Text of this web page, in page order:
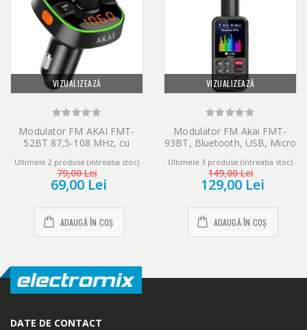
VIZUALIZEAZĂ
Modulator FM AKAI FMT-
52BT 87,5-108 MHz, cu
cu Bluetooth, cititor USB
multiple formate (WMA,
MP3, WAV, APE, FLAC) si
pentru incarcare rapida
diverse device-uri, afisaj
digital, iluminare LED
Ultimele 2 produse (intreaba stoc)
79,00 Lei
69,00 Lei
ADAUGĂ ÎN COȘ
VIZUALIZEAZĂ
Modulator FM Akai FMT-
93BT, Bluetooth, USB, Micro
incarcator telefon, microfon
incorporat, egalizator
Ultimele 3 produse (intreaba stoc)
149,00 Lei
129,00 Lei
ADAUGĂ ÎN COȘ
DATE DE CONTACT